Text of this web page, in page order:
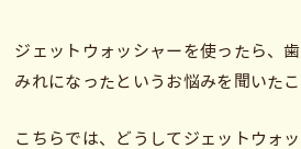
ジェットウォッシャーを使ったら、
みれになったというお悩みを聞いたこ
こちらでは、どうしてジェットウォ